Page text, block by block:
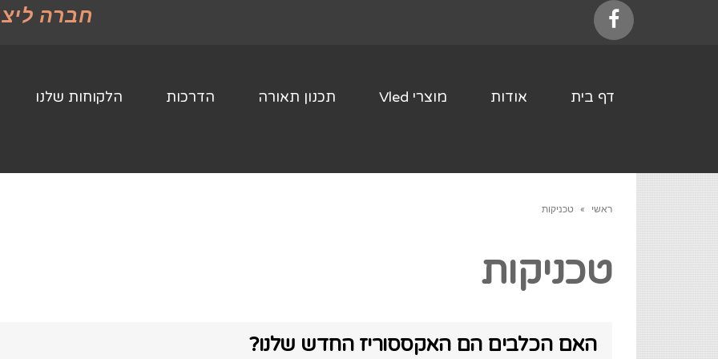
חברה
דף בית אודות מוצרי Vled תכנון תאורה הדרכות הלקוחות שלנו
ראשי » טכניקות
טכניקות
האם הכלבים הם האקססוריז החדש שלנו?